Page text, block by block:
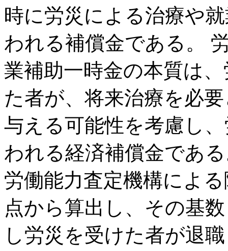
時に労災による治療や
われる補償金である。
業補助一時金の本質は
た者が、将来治療を必
与える可能性を考慮し
われる経済補償金であ
労働能力査定機構によ
点から算出し、その基
し労災を受けた者が退